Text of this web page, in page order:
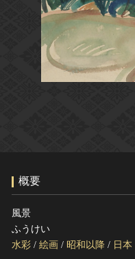
作品一覧
カテゴリで見る
世界遺産と無形文化遺産
全国の美術館・博物館
文化遺産データベース
概要
風景
ふうけい
水彩 / 絵画 / 昭和以降 / 日本